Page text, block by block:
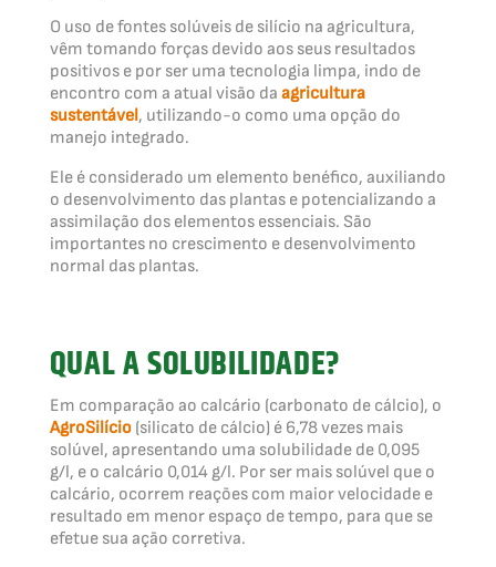
O uso de fontes solúveis de silício na agricultura,
vêm tomando forças devido aos seus resultados
positivos e por ser uma tecnologia limpa, indo de
encontro com a atual visão da agricultura
sustentável, utilizando-o como uma opção do
manejo integrado.
Ele é considerado um elemento benéfico, auxiliando
o desenvolvimento das plantas e potencializando a
assimilação dos elementos essenciais. São
importantes no crescimento e desenvolvimento
normal das plantas.
QUAL A SOLUBILIDADE?
Em comparação ao calcário (carbonato de cálcio), o
AgroSilício (silicato de cálcio) é 6,78 vezes mais
solúvel, apresentando uma solubilidade de 0,095
g/l, e o calcário 0,014 g/l. Por ser mais solúvel que o
calcário, ocorrem reações com maior velocidade e
resultado em menor espaço de tempo, para que se
efetue sua ação corretiva.